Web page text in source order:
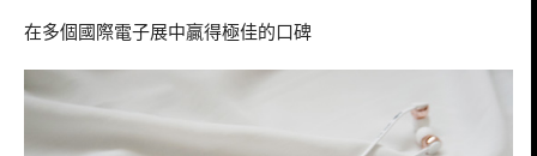
在多個國際電子展中贏得極佳的口碑